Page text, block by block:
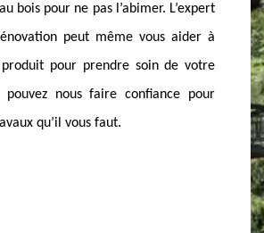
produit nettoyant doit être
tout type de matériau. Quel que soit le
votre terrasse, vous pouvez nous
l’expertise nécessaire pour cet